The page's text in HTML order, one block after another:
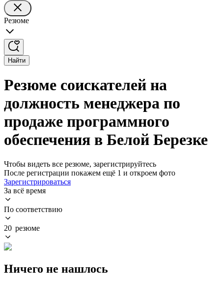
Резюме
Найти
Резюме соискателей на
должность менеджера по
продаже программного
обеспечения в Белой Березке
Чтобы видеть все резюме, зарегистрируйтесь
После регистрации покажем ещё 1 и откроем фото
Зарегистрироваться
За всё время
По соответствию
20 резюме
Ничего не нашлось